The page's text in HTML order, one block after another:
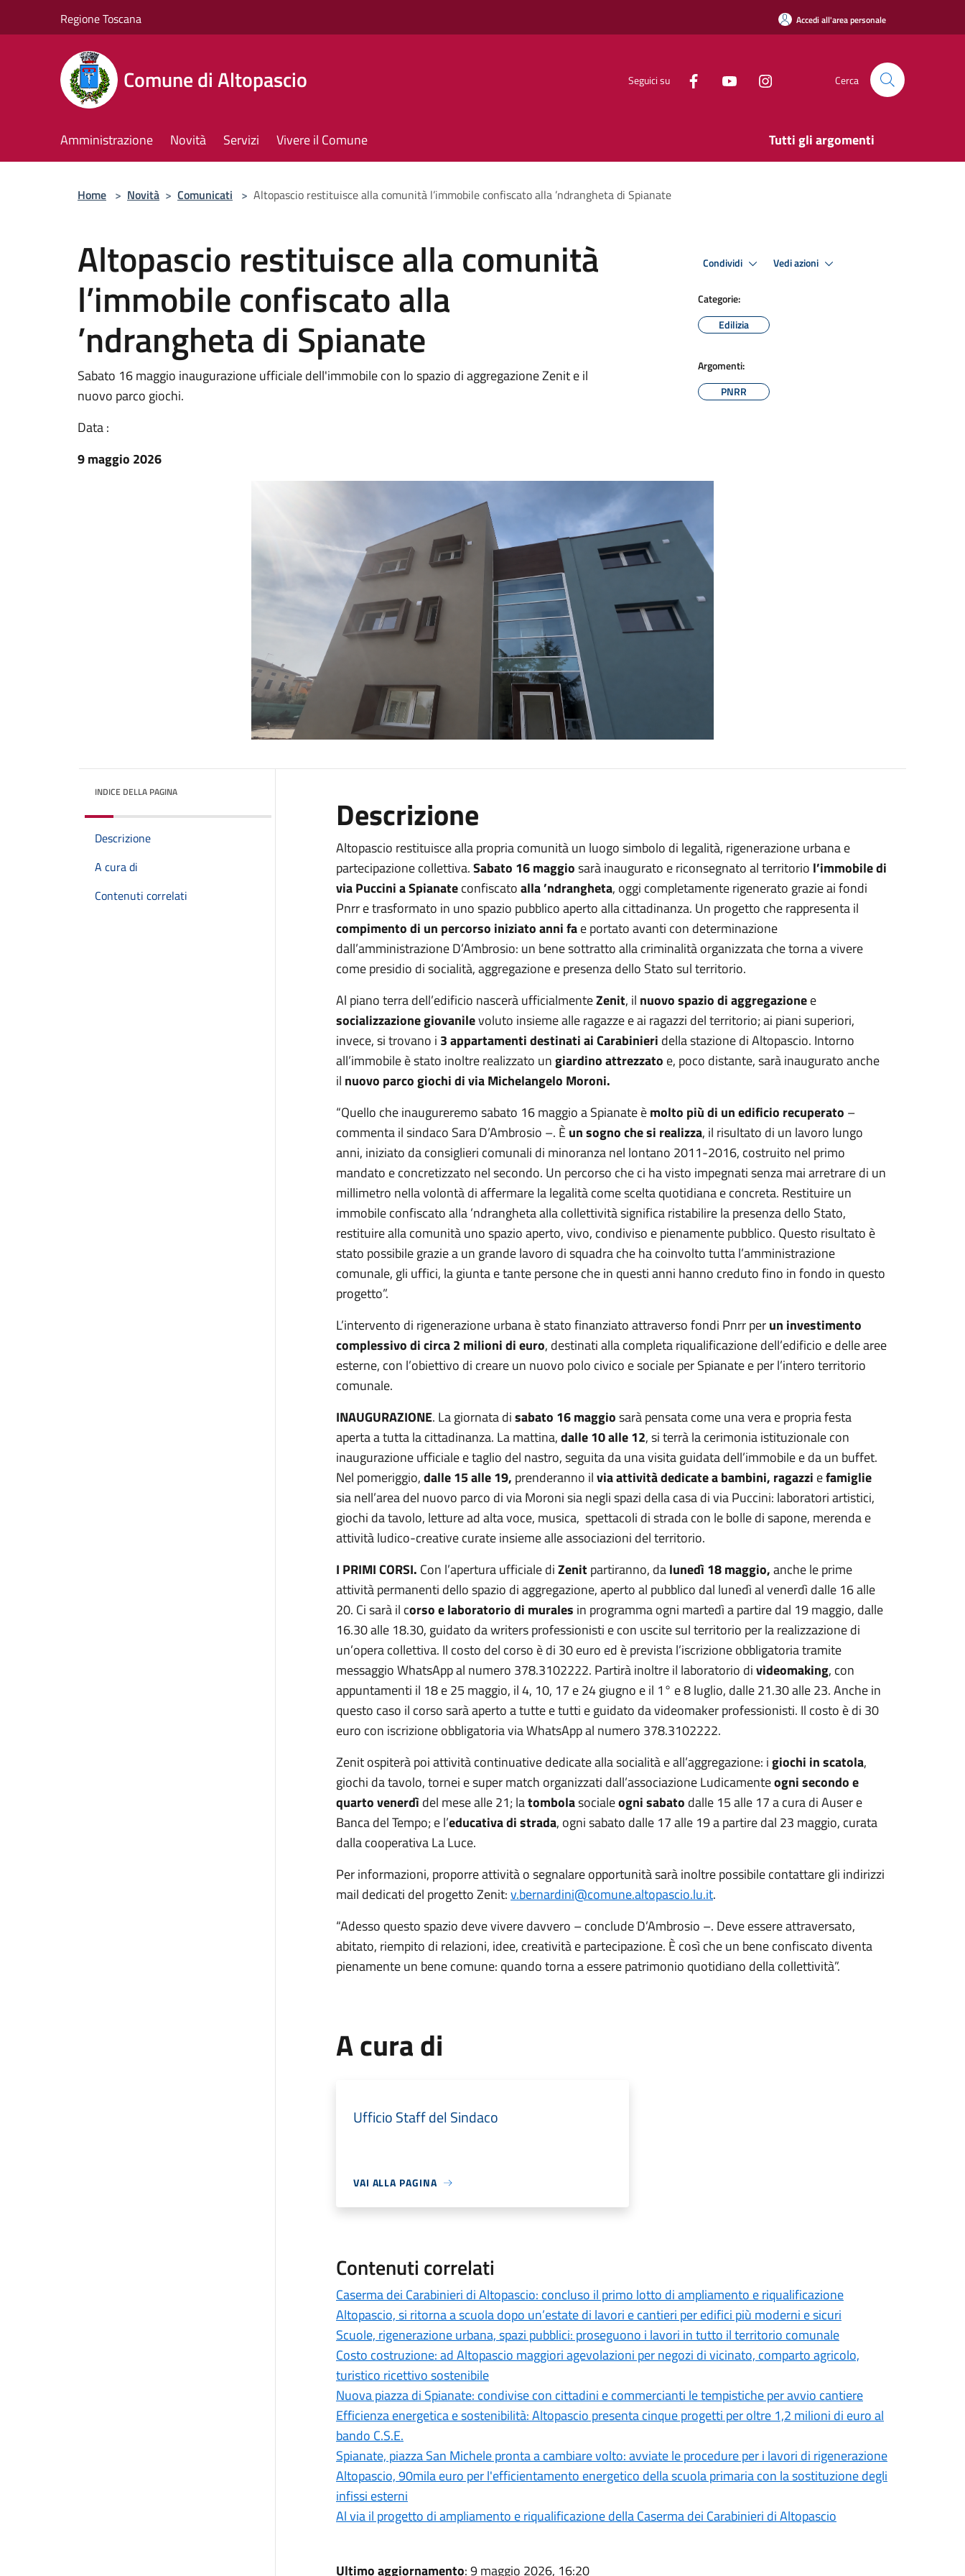
Regione Toscana Accedi all'area personale
Comune di Altopascio Seguici su Cerca
Amministrazione Novità Servizi Vivere il Comune Tutti gli argomenti
Home > Novità > Comunicati > Altopascio restituisce alla comunità l’immobile confiscato alla ’ndrangheta di Spianate
Altopascio restituisce alla comunità
l’immobile confiscato alla
’ndrangheta di Spianate
Sabato 16 maggio inaugurazione ufficiale dell'immobile con lo spazio di aggregazione Zenit e il
nuovo parco giochi.
Data :
9 maggio 2026
Condividi Vedi azioni
Categorie:
Edilizia
Argomenti:
PNRR
INDICE DELLA PAGINA
Descrizione
A cura di
Contenuti correlati
Descrizione
Altopascio restituisce alla propria comunità un luogo simbolo di legalità, rigenerazione urbana e
partecipazione collettiva.Sabato 16 maggiosarà inaugurato e riconsegnato al territorio l’immobile di
via Puccini a Spianateconfiscatoalla ’ndrangheta, oggi completamente rigenerato grazie ai fondi
Pnrr e trasformato in uno spazio pubblico aperto alla cittadinanza. Un progetto che rappresenta il
compimento di un percorso iniziato anni fae portato avanti con determinazione
dall’amministrazione D’Ambrosio: un bene sottratto alla criminalità organizzata che torna a vivere
come presidio di socialità, aggregazione e presenza dello Stato sul territorio.
Al piano terra dell’edificio nascerà ufficialmenteZenit, il nuovo spazio di aggregazionee
socializzazionegiovanilevoluto insieme alle ragazze e ai ragazzi del territorio; ai piani superiori,
invece, si trovano i 3 appartamenti destinati ai Carabinieri della stazione di Altopascio. Intorno
all’immobile è stato inoltre realizzato ungiardino attrezzato e, poco distante, sarà inaugurato anche
il nuovo parco giochi di via Michelangelo Moroni.
“Quello che inaugureremo sabato 16 maggio a Spianate èmolto più di un edificio recuperato –
commenta il sindaco Sara D’Ambrosio –. Èun sogno che si realizza, il risultato di un lavoro lungo
anni, iniziato da consiglieri comunali di minoranza nel lontano 2011-2016, costruito nel primo
mandato e concretizzato nel secondo. Un percorso che ci ha visto impegnati senza mai arretrare di un
millimetro nella volontà di affermare la legalità come scelta quotidiana e concreta. Restituire un
immobile confiscato alla ’ndrangheta alla collettività significa ristabilire la presenza dello Stato,
restituire alla comunità uno spazio aperto, vivo, condiviso e pienamente pubblico. Questo risultato è
stato possibile grazie a un grande lavoro di squadra che ha coinvolto tutta l’amministrazione
comunale, gli uffici, la giunta e tante persone che in questi anni hanno creduto fino in fondo in questo
progetto”.
L’intervento di rigenerazione urbana è stato finanziato attraverso fondi Pnrr perun investimento
complessivo di circa 2 milioni di euro, destinati alla completa riqualificazione dell’edificio e delle aree
esterne, con l’obiettivo di creare un nuovo polo civico e sociale per Spianate e per l’intero territorio
comunale.
INAUGURAZIONE. La giornata disabato 16 maggiosarà pensata come una vera e propria festa
aperta a tutta la cittadinanza. La mattina,dalle 10 alle 12, si terrà la cerimonia istituzionale con
inaugurazione ufficiale e taglio del nastro, seguita da una visita guidata dell’immobile e da un buffet.
Nel pomeriggio,dalle 15 alle 19, prenderanno ilvia attività dedicate a bambini, ragazzi efamiglie
sia nell’area del nuovo parco di via Moroni sia negli spazi della casa di via Puccini: laboratori artistici,
giochi da tavolo, letture ad alta voce, musica, spettacoli di strada con le bolle di sapone, merenda e
attività ludico-creative curate insieme alle associazioni del territorio.
I PRIMI CORSI. Con l’apertura ufficiale diZenitpartiranno, dalunedì 18 maggio,anche le prime
attività permanenti dello spazio di aggregazione, aperto al pubblico dal lunedì al venerdì dalle 16 alle
20. Ci sarà il corso e laboratorio di murales in programma ogni martedì a partire dal 19 maggio, dalle
16.30 alle 18.30, guidato da writers professionisti e con uscite sul territorio per la realizzazione di
un’opera collettiva. Il costo del corso è di 30 euro ed è prevista l’iscrizione obbligatoria tramite
messaggio WhatsApp al numero 378.3102222. Partirà inoltre il laboratorio divideomaking, con
appuntamenti il 18 e 25 maggio, il 4, 10, 17 e 24 giugno e il 1° e 8 luglio, dalle 21.30 alle 23. Anche in
questo caso il corso sarà aperto a tutte e tutti e guidato da videomaker professionisti. Il costo è di 30
euro con iscrizione obbligatoria via WhatsApp al numero 378.3102222.
Zenit ospiterà poi attività continuative dedicate alla socialità e all’aggregazione: igiochi in scatola,
giochi da tavolo, tornei e super match organizzati dall’associazione Ludicamenteogni secondo e
quarto venerdì del mese alle 21; latombolasocialeogni sabato dalle 15 alle 17 a cura di Auser e
Banca del Tempo; e l’educativa di strada, ogni sabato dalle 17 alle 19 a partire dal 23 maggio, curata
dalla cooperativa La Luce.
Per informazioni, proporre attività o segnalare opportunità sarà inoltre possibile contattare gli indirizzi
mail dedicati del progetto Zenit:v.bernardini@comune.altopascio.lu.it.
“Adesso questo spazio deve vivere davvero – conclude D’Ambrosio –. Deve essere attraversato,
abitato, riempito di relazioni, idee, creatività e partecipazione. È così che un bene confiscato diventa
pienamente un bene comune: quando torna a essere patrimonio quotidiano della collettività”.
A cura di
Ufficio Staff del Sindaco
VAI ALLA PAGINA
Contenuti correlati
Caserma dei Carabinieri di Altopascio: concluso il primo lotto di ampliamento e riqualificazione
Altopascio, si ritorna a scuola dopo un’estate di lavori e cantieri per edifici più moderni e sicuri
Scuole, rigenerazione urbana, spazi pubblici: proseguono i lavori in tutto il territorio comunale
Costo costruzione: ad Altopascio maggiori agevolazioni per negozi di vicinato, comparto agricolo,
turistico ricettivo sostenibile
Nuova piazza di Spianate: condivise con cittadini e commercianti le tempistiche per avvio cantiere
Efficienza energetica e sostenibilità: Altopascio presenta cinque progetti per oltre 1,2 milioni di euro al
bando C.S.E.
Spianate, piazza San Michele pronta a cambiare volto: avviate le procedure per i lavori di rigenerazione
Altopascio, 90mila euro per l'efficientamento energetico della scuola primaria con la sostituzione degli
infissi esterni
Al via il progetto di ampliamento e riqualificazione della Caserma dei Carabinieri di Altopascio
Ultimo aggiornamento: 9 maggio 2026, 16:20